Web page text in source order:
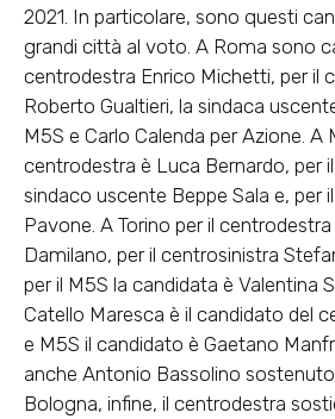
2021. In particolare, sono questi
grandi città al voto. A Roma sono
centrodestra Enrico Michetti, per il
Roberto Gualtieri, la sindaca
M5S e Carlo Calenda per Azione. A
centrodestra è Luca Bernardo, per
sindaco uscente Beppe Sala e, per
Pavone. A Torino per il
Damilano, per il centrosinistra
per il M5S la candidata è Valentina
Catello Maresca è il candidato del
e M5S il candidato è Gaetano
anche Antonio Bassolino
Bologna, infine, il centrodestra